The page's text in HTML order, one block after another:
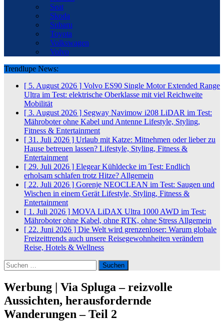
Seat
Skoda
Subaru
Toyota
Volkswagen
Volvo
Trendlupe News:
[ 5. August 2026 ] Volvo ES90 Single Motor Extended Range
Ultra im Test: elektrische Oberklasse mit viel Reichweite
Mobilität
[ 3. August 2026 ] Segway Navimow i208 LiDAR im Test:
Mähroboter ohne Kabel und Antenne Lifestyle, Styling,
Fitness & Entertainment
[ 31. Juli 2026 ] Urlaub mit Katze: Mitnehmen oder lieber zu
Hause betreuen lassen? Lifestyle, Styling, Fitness &
Entertainment
[ 29. Juli 2026 ] Elegear Kühldecke im Test: Endlich
erholsam schlafen trotz Hitze? Allgemein
[ 22. Juli 2026 ] Gorenje NEOCLEAN im Test: Saugen und
Wischen in einem Gerät Lifestyle, Styling, Fitness &
Entertainment
[ 1. Juli 2026 ] MOVA LiDAX Ultra 1000 AWD im Test:
Mähroboter ohne Kabel, ohne RTK, ohne Stress Allgemein
[ 22. Juni 2026 ] Die Welt wird grenzenloser: Warum globale
Freizeittrends auch unsere Reisegewohnheiten verändern
Reise, Hotels & Wellness
Suchen
nach:
Werbung | Via Spluga – reizvolle
Aussichten, herausfordernde
Wanderungen – Teil 2